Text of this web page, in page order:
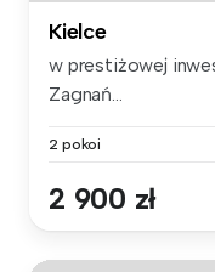
Kielce
w prestiżowej
Zagnań...
2 pokoi
2 900 zł